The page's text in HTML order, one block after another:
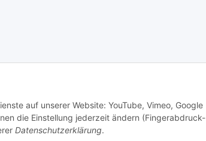
auf unserer Website: YouTube, Vimeo, Google
die Einstellung jederzeit ändern (Fingerabdruck-
Datenschutzerklärung.